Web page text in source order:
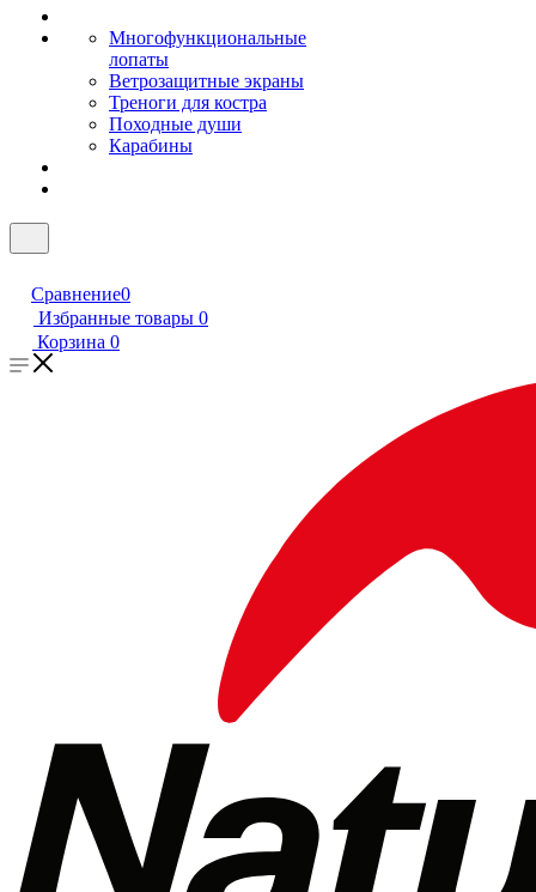
Многофункциональные
лопаты
Ветрозащитные экраны
Треноги для костра
Походные души
Карабины
Сравнение0
Избранные товары 0
Корзина 0